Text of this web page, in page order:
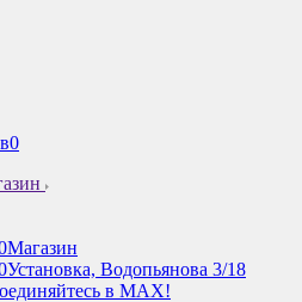
0
Магазин
Установка, Водопьянова 3/18
в MAX!